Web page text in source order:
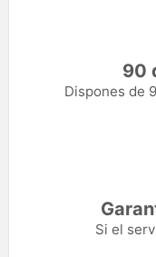
90
Dispones de
Si el